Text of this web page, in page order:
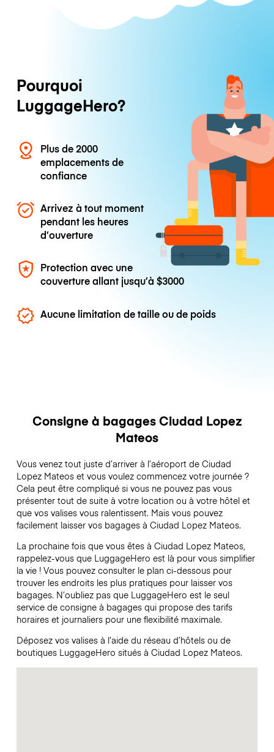
Pourquoi
LuggageHero?
Plus de 2000
emplacements de
confiance
Arrivez à tout moment
pendant les heures
d’ouverture
Protection avec une
couverture allant jusqu’à$3000
Aucune limitation de taille ou de poids
Consigne à bagages Ciudad Lopez
Mateos
Vous venez tout juste d’arriver à l’aéroport de Ciudad
Lopez Mateos et vous voulez commencez votre journée ?
Cela peut être compliqué si vous ne pouvez pas vous
présenter tout de suite à votre location ou à votre hôtel et
que vos valises vous ralentissent. Mais vous pouvez
facilement laisser vos bagages à Ciudad Lopez Mateos.
La prochaine fois que vous êtes à Ciudad Lopez Mateos,
rappelez-vous que LuggageHero est là pour vous simplifier
la vie ! Vous pouvez consulter le plan ci-dessous pour
trouver les endroits les plus pratiques pour laisser vos
bagages. N’oubliez pas que LuggageHero est le seul
service de consigne à bagages qui propose des tarifs
horaires et journaliers pour une flexibilité maximale.
Déposez vos valises à l’aide du réseau d’hôtels ou de
boutiques LuggageHero situés à Ciudad Lopez Mateos.